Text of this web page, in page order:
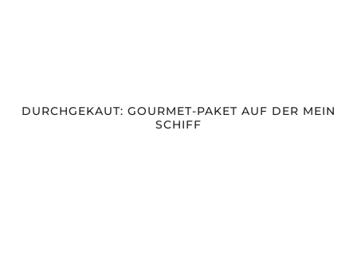
DURCHGEKAUT: GOURMET-PAKET AUF DER MEIN
SCHIFF